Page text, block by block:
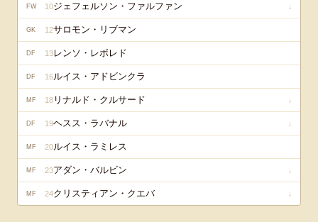
FW 10ジェフェルソン・ファルファン ↓
GK 12サロモン・リブマン
DF 13レンソ・レボレド
DF 16ルイス・アドビンクラ
MF 18 リナルド・クルサード ↓
DF 19ヘスス・ラバナル ↓
MF 20ルイス・ラミレス
MF 23アダン・バルビン ↓
MF 24クリスティアン・クエバ ↓